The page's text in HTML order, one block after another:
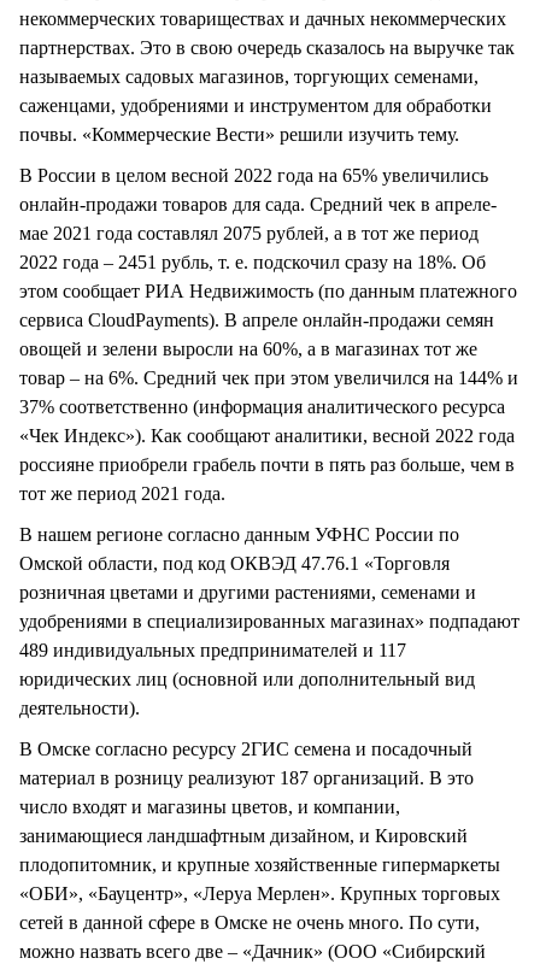
некоммерческих товариществах и дачных некоммерческих
партнерствах. Это в свою очередь сказалось на выручке так
называемых садовых магазинов, торгующих семенами,
саженцами, удобрениями и инструментом для обработки
почвы. «Коммерческие Вести» решили изучить тему.
В России в целом весной 2022 года на 65% увеличились
онлайн-продажи товаров для сада. Средний чек в апреле-
мае 2021 года составлял 2075 рублей, а в тот же период
2022 года – 2451 рубль, т. е. подскочил сразу на 18%. Об
этом сообщает РИА Недвижимость (по данным платежного
сервиса CloudPayments). В апреле онлайн-продажи семян
овощей и зелени выросли на 60%, а в магазинах тот же
товар – на 6%. Средний чек при этом увеличился на 144% и
37% соответственно (информация аналитического ресурса
«Чек Индекс»). Как сообщают аналитики, весной 2022 года
россияне приобрели грабель почти в пять раз больше, чем в
тот же период 2021 года.
В нашем регионе согласно данным УФНС России по
Омской области, под код ОКВЭД 47.76.1 «Торговля
розничная цветами и другими растениями, семенами и
удобрениями в специализированных магазинах» подпадают
489 индивидуальных предпринимателей и 117
юридических лиц (основной или дополнительный вид
деятельности).
В Омске согласно ресурсу 2ГИС семена и посадочный
материал в розницу реализуют 187 организаций. В это
число входят и магазины цветов, и компании,
занимающиеся ландшафтным дизайном, и Кировский
плодопитомник, и крупные хозяйственные гипермаркеты
«ОБИ», «Бауцентр», «Леруа Мерлен». Крупных торговых
сетей в данной сфере в Омске не очень много. По сути,
можно назвать всего две – «Дачник» (ООО «Сибирский